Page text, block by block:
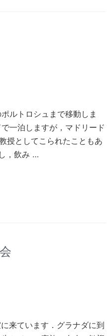
ルトロシュまで移動しま
一泊しますが，マドリード
授としてこられたこともあ
，飲み …
来ています．グラナダに到